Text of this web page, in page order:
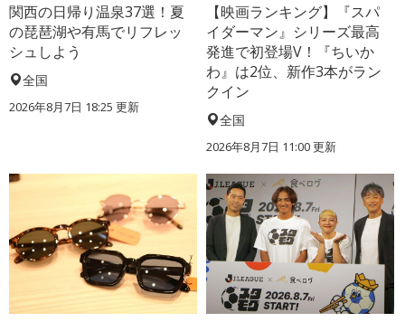
関西の日帰り温泉37選！夏
の琵琶湖や有馬でリフレッ
シュしよう
全国
2026年8月7日 18:25 更新
【映画ランキング】『スパ
イダーマン』シリーズ最高
発進で初登場V！『ちいか
わ』は2位、新作3本がラン
クイン
全国
2026年8月7日 11:00更新